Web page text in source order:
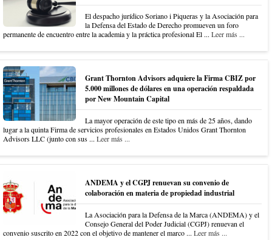
El despacho jurídico Soriano i Piqueras y la Asociación para
la Defensa del Estado de Derecho promueven un foro
permanente de encuentro entre la academia y la práctica profesional El ... Leer más ...
Grant Thornton Advisors adquiere la Firma CBIZ por
5.000 millones de dólares en una operación respaldada
por New Mountain Capital
La mayor operación de este tipo en más de 25 años, dando
lugar a la quinta Firma de servicios profesionales en Estados Unidos Grant Thornton
Advisors LLC (junto con sus ... Leer más ...
ANDEMA y el CGPJ renuevan su convenio de
colaboración en materia de propiedad industrial
La Asociación para la Defensa de la Marca (ANDEMA) y el
Consejo General del Poder Judicial (CGPJ) renuevan el
convenio suscrito en 2022 con el objetivo de mantener el marco ... Leer más ...